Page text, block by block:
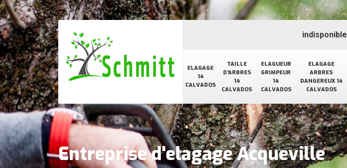
ELAGAGE
14
CALVADOS
TAILLE
D'ARBRES
14
CALVADOS
ELAGUEUR
GRIMPEUR
14
CALVADOS
ELAGAGE
ARBRES
DANGEREUX 14
CALVADOS
indisponible
Entreprise d'elagage Acqueville